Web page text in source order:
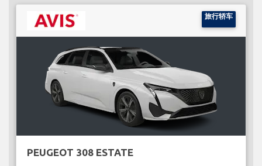
旅行轿车
PEUGEOT 308 ESTATE